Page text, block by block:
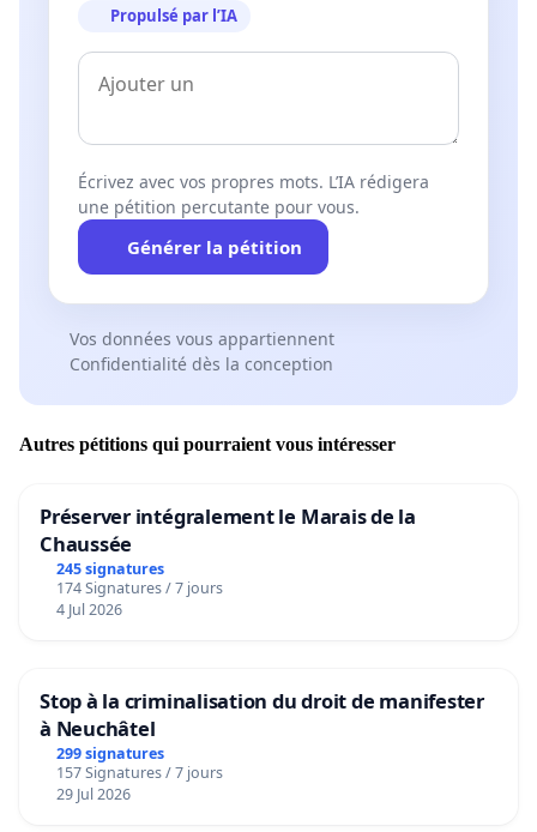
Propulsé par l’IA
Écrivez avec vos propres mots. L’IA rédigera
une pétition percutante pour vous.
Générer la pétition
Vos données vous appartiennent
Confidentialité dès la conception
Autres pétitions qui pourraient vous intéresser
Préserver intégralement le Marais de la
Chaussée
245 signatures
174 Signatures / 7 jours
4 Jul 2026
Stop à la criminalisation du droit de manifester
à Neuchâtel
299 signatures
157 Signatures / 7 jours
29 Jul 2026